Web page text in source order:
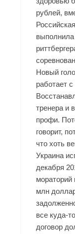
рублей,
выполнила
Новый
работает
тренера и
профи.
говорит,
что хоть
Украина
декабря
мораторий
млн
все куда-
договор